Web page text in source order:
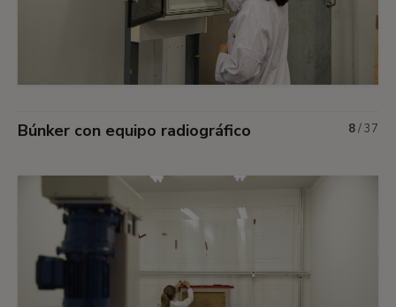
Búnker con equipo radiográfico 8/37